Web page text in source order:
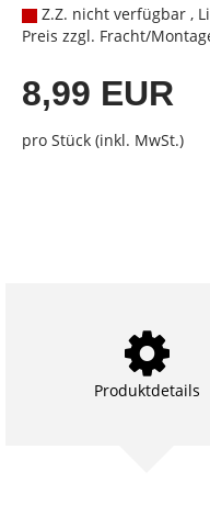
Z.Z. nicht verfügbar ,
Preis zzgl. Fracht/
8,99 EUR
pro Stück (inkl. MwSt.)
Produktdetails